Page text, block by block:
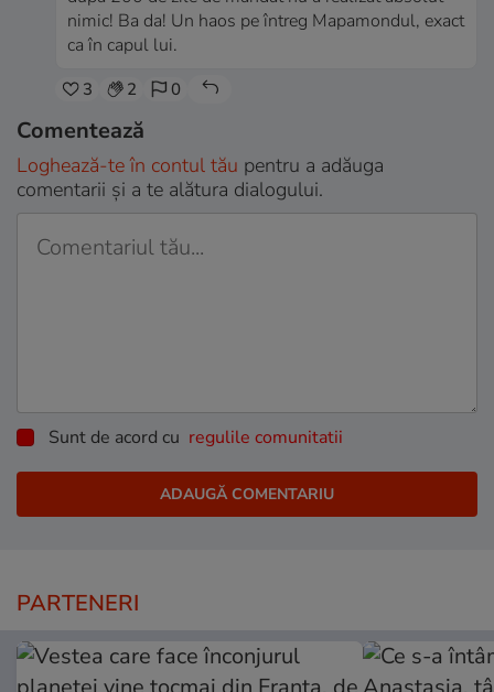
nimic! Ba da! Un haos pe întreg Mapamondul, exact
ca în capul lui.
3 2 0
Comentează
Loghează-te în contul tău pentru a adăuga
comentarii și a te alătura dialogului.
Sunt de acord cu regulile comunitatii
PARTENERI